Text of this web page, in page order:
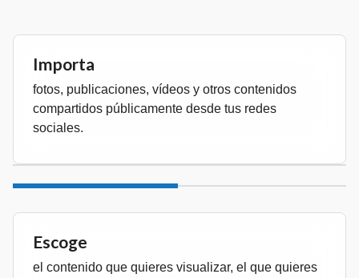
Importa
fotos, publicaciones, vídeos y otros contenidos
compartidos públicamente desde tus redes
sociales.
Escoge
el contenido que quieres visualizar, el que quieres